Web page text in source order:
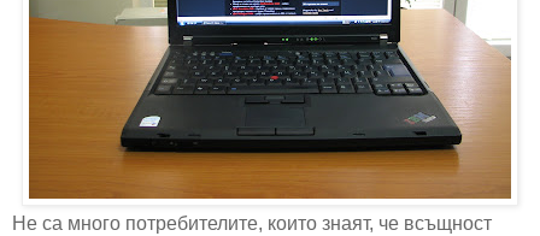
Не са много потребителите, които знаят, че всъщност